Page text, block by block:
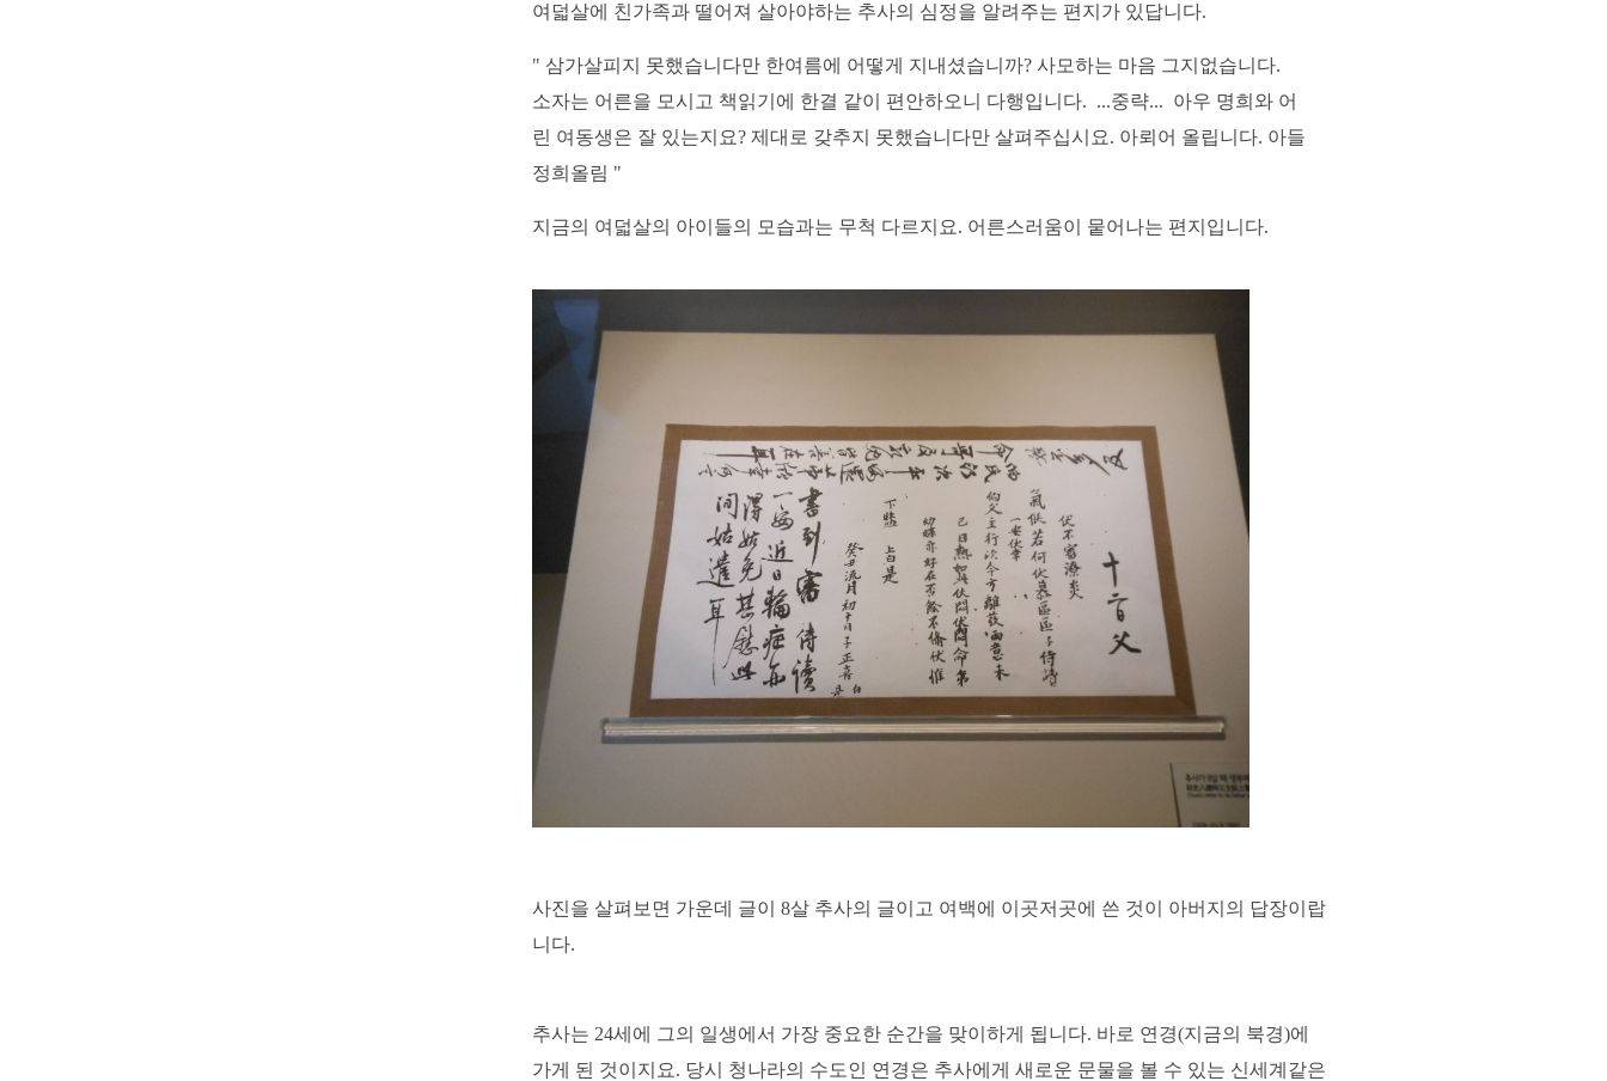
여덟살에 친가족과 떨어져 살아야하는 추사의 심정을 알려주는 편지가 있답니다.
" 삼가살피지 못했습니다만 한여름에 어떻게 지내셨습니까? 사모하는 마음 그지없습니다.
소자는 어른을 모시고 책읽기에 한결 같이 편안하오니 다행입니다. ...중략... 아우 명희와 어
린 여동생은 잘 있는지요? 제대로 갖추지 못했습니다만 살펴주십시요. 아뢰어 올립니다. 아들
정희올림 "
지금의 여덟살의 아이들의 모습과는 무척 다르지요. 어른스러움이 뭍어나는 편지입니다.
사진을 살펴보면 가운데 글이 8살 추사의 글이고 여백에 이곳저곳에 쓴 것이 아버지의 답장이랍
니다.
추사는 24세에 그의 일생에서 가장 중요한 순간을 맞이하게 됩니다. 바로 연경(지금의 북경)에
가게 된 것이지요. 당시 청나라의 수도인 연경은 추사에게 새로운 문물을 볼 수 있는 신세계같은